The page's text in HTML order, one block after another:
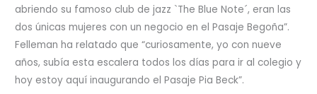
abriendo su famoso club de jazz `The Blue Note´, eran las
dos únicas mujeres con un negocio en el Pasaje Begoña”.
Felleman ha relatado que “curiosamente, yo con nueve
años, subía esta escalera todos los días para ir al colegio y
hoy estoy aquí inaugurando el Pasaje Pia Beck”.